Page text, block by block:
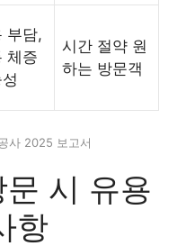
부담,
체증
시간 절약 원
하는 방문객
사 2025 보고서
시 유용
항